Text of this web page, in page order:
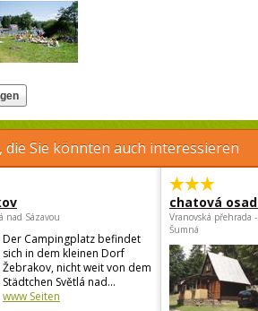
die Sie könnten auch interessieren
nad Sázavou
Der Campingplatz befindet
sich in dem kleinen Dorf
Žebrakov, nicht weit von dem
Städtchen Světlá nad...
www Seiten
chatová
Vranovská přehrada
Šumná